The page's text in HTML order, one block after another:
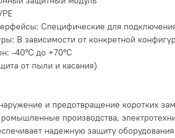
Специфические для
В зависимости от конкретной
-40°C до +70°C
от пыли и касания)
и предотвращение коротких
производства,
надежную защиту